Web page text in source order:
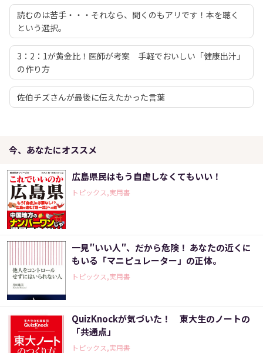
読むのは苦手・・・それなら、聞くのもアリです！本を聴く
という選択。
3：2：1が黄金比！医師が考案 手軽でおいしい「健康出汁」
の作り方
佐伯チズさんが最後に伝えたかった言葉
今、あなたにオススメ
広島県民はもう自虐しなくてもいい！
トピックス,実用書
一見″いい人″、だから危険！ あなたの近くに
もいる「マニピュレーター」の正体。
トピックス,実用書
QuizKnockが気づいた！ 東大生のノートの
「共通点」
トピックス,実用書